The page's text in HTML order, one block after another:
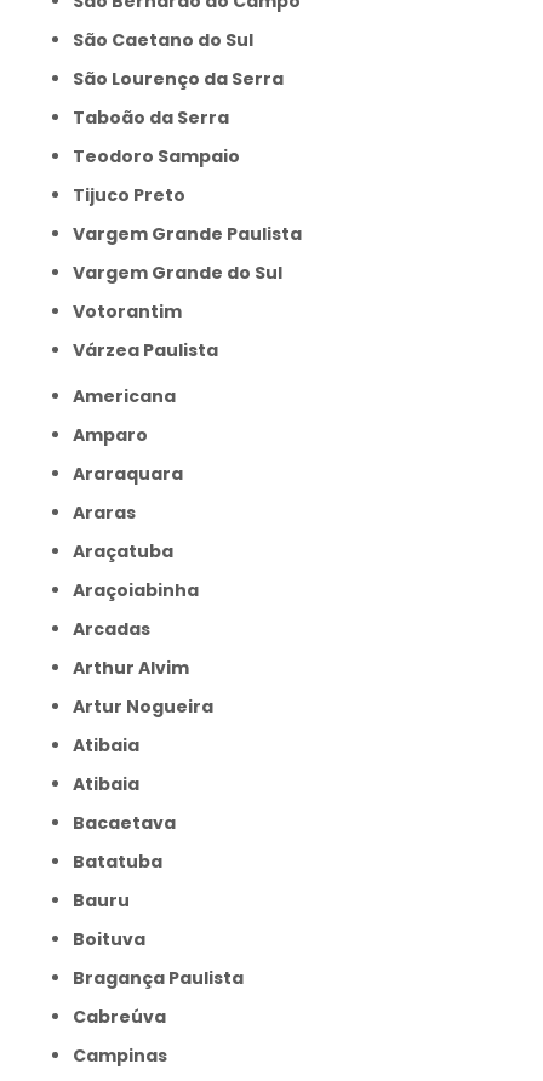
São Caetano do Sul
São Lourenço da Serra
Taboão da Serra
Teodoro Sampaio
Tijuco Preto
Vargem Grande Paulista
Vargem Grande do Sul
Votorantim
Várzea Paulista
Americana
Amparo
Araraquara
Araras
Araçatuba
Araçoiabinha
Arcadas
Arthur Alvim
Artur Nogueira
Atibaia
Atibaia
Bacaetava
Batatuba
Bauru
Boituva
Bragança Paulista
Cabreúva
Campinas